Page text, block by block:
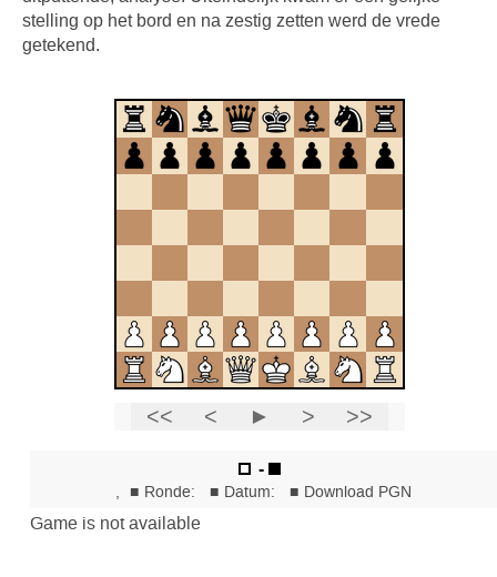
stelling op het bord en na zestig zetten werd de vrede
getekend.